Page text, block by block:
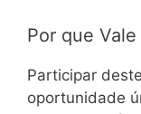
Por que
Participar
oportunidade